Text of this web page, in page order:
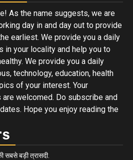
As the name suggests, we are
day in and day out to provide
earliest. We provide you a daily
your locality and help you to
We provide you a daily
technology, education, health
of your interest. Your
welcomed. Do subscribe and
Hope you enjoy reading the
बड़ी त्रासदी.